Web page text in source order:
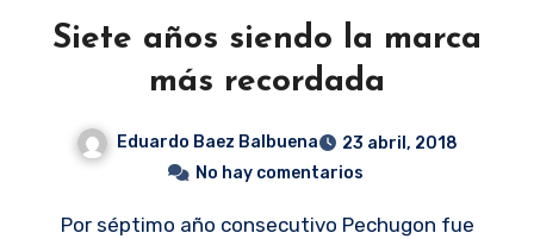
Siete años siendo la marca
más recordada
Eduardo Baez Balbuena
23 abril, 2018
No hay comentarios
Por séptimo año consecutivo Pechugon fue